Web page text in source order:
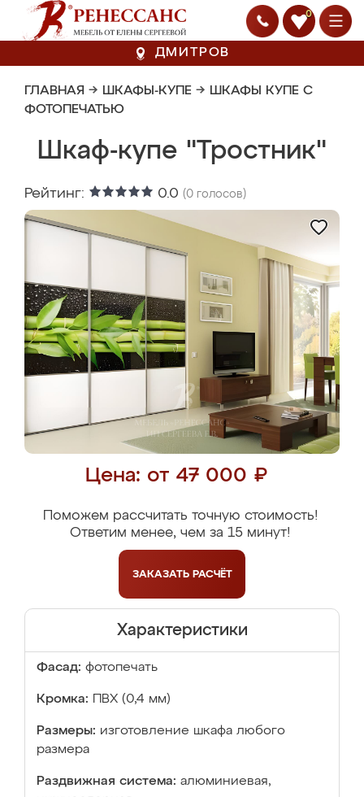
0
ДМИТРОВ
ГЛАВНАЯ → ШКАФЫ-КУПЕ → ШКАФЫ КУПЕ С
ФОТОПЕЧАТЬЮ
Шкаф-купе "Тростник"
Рейтинг: 0.0 (0 голосов)
Цена: от 47 000 ₽
Поможем рассчитать точную стоимость!
Ответим менее, чем за 15 минут!
ЗАКАЗАТЬ РАСЧЁТ
Характеристики
Фасад: фотопечать
Кромка: ПВХ (0,4 мм)
Размеры: изготовление шкафа любого
размера
Раздвижная система: алюминиевая,